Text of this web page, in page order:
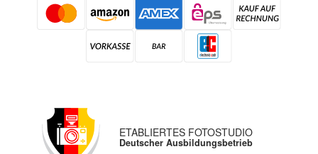
ETABLIERTES FOTOSTUDIO
Deutscher Ausbildungsbetrieb